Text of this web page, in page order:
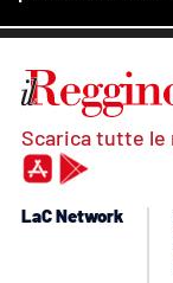
Scarica tutte le
LaC Network